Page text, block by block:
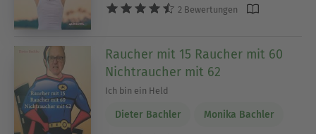
2 Bewertungen
Raucher mit 15 Raucher mit 60
Nichtraucher mit 62
Ich bin ein Held
Dieter Bachler Monika Bachler